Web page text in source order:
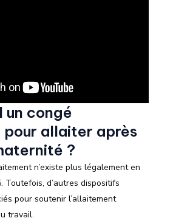
congé
allaiter après
?
n’existe plus légalement en
Toutefois, d’autres dispositifs
pour soutenir l’allaitement
travail.